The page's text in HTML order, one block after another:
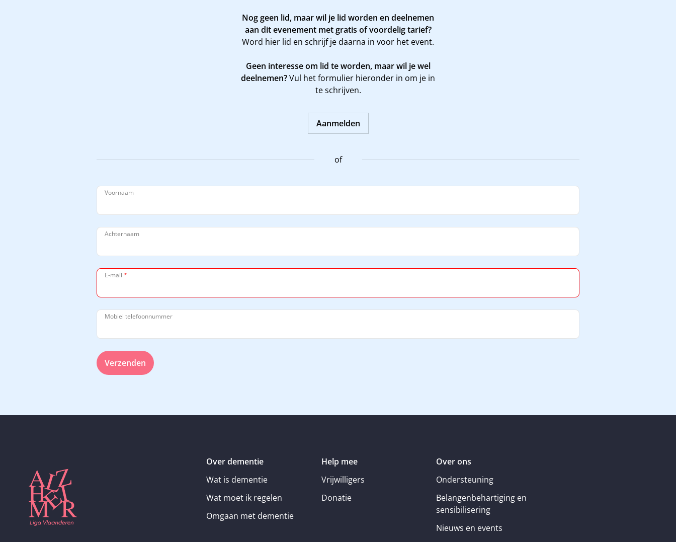
Nog geen lid, maar wil je lid worden en deelnemen
aan dit evenement met gratis of voordelig tarief?
Word hier lid en schrijf je daarna in voor het event.
Geen interesse om lid te worden, maar wil je wel
deelnemen?Vul het formulier hieronder in om je in
te schrijven.
Aanmelden
of
Voornaam
Achternaam
E-mail *
Mobiel telefoonnummer
Verzenden
Over dementie
Wat is dementie
Wat moet ik regelen
Omgaan met dementie
Help mee
Vrijwilligers
Donatie
Over ons
Ondersteuning
Belangenbehartiging en
sensibilisering
Nieuws en events